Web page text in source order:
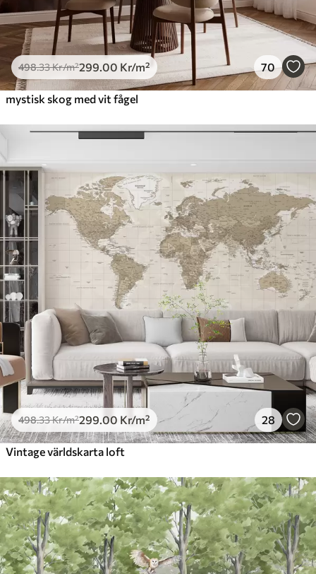
498.33Kr/m²299 .00 Kr/m² 70
mystisk skog med vit fågel
498.33Kr/m²299 .00 Kr/m² 28
Vintage världskarta loft